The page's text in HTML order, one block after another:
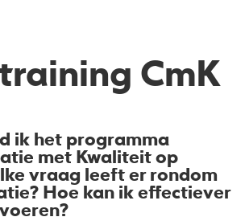
CmK
ik het programma
met Kwaliteit op
vraag leeft er rondom
Hoe kan ik effectiever